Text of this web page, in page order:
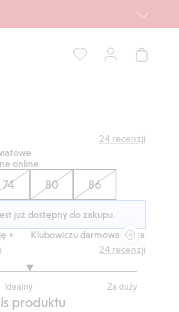
24 recenzji
online
74 80 86
już dostępny do zakupu.
Klubowiczu darmowa dostawa od 150 zł
Idealny Za duży
24 recenzji
produktu